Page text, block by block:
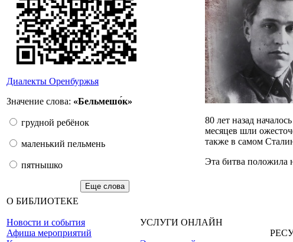
Диалекты Оренбуржья
Значение слова: «Бельмешо́к»
грудной ребёнок
маленький пельмень
пятнышко
Еще слова
80 лет назад
месяцев шли
также в самом
Эта битва положила
О БИБЛИОТЕКЕ
Новости и события
Афиша мероприятий
УСЛУГИ ОНЛАЙН